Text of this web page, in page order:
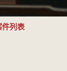
件列表